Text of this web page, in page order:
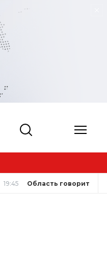
19:45 Область говорит